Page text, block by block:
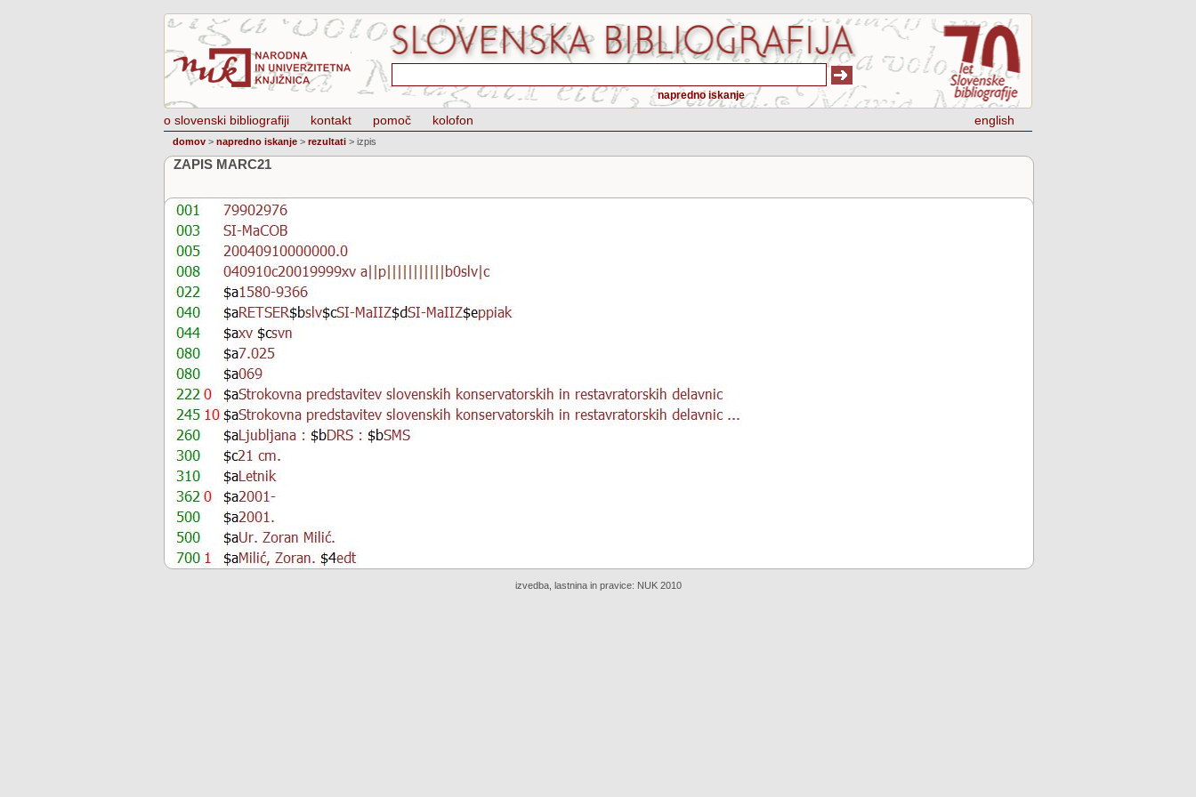
napredno iskanje
o slovenski bibliografiji kontakt pomoč kolofon english
domov > napredno iskanje > rezultati > izpis
ZAPIS MARC21
izvedba, lastnina in pravice: NUK 2010